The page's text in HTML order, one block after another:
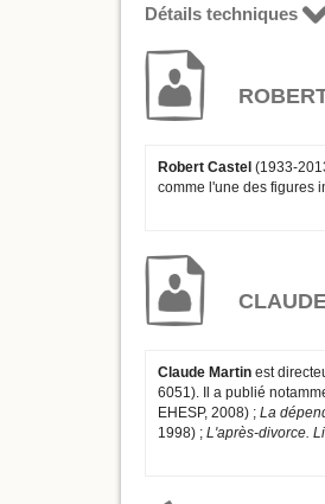
Détails techniques
Robert Castel (1933-
comme l'une des figures
Claude Martin est
6051). Il a publié
EHESP, 2008) ; La
1998) ; L'après-divorce.